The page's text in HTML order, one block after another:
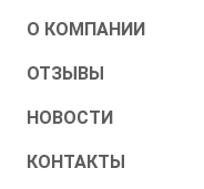
О КОМПАНИИ
ОТЗЫВЫ
НОВОСТИ
КОНТАКТЫ